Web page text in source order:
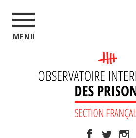
MENU